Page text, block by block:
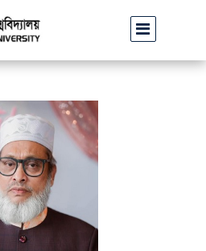
প্রতারণার চেষ্টা: সর্বসাধারণকে সতর্ক